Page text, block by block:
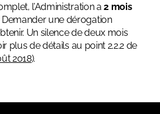
l’Administration a2 mois
Demander une dérogation
Un silence de deux mois
plus de détails au point 2.2.2 de
2018).